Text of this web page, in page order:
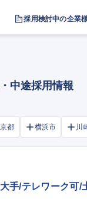
採用検討中の企業
中途採用情報
都 横浜市 川
手/テレワーク可/